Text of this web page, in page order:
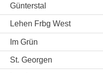
Günterstal
Lehen Frbg West
Im Grün
St. Georgen